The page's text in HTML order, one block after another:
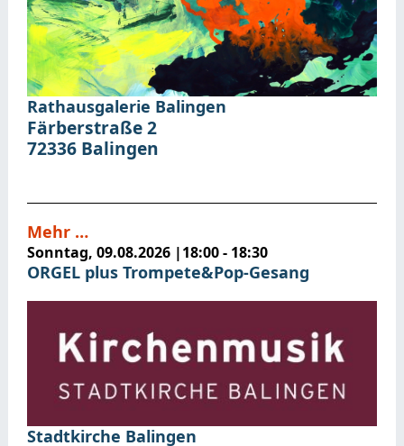
Rathausgalerie Balingen
Färberstraße 2
72336 Balingen
Sonntag, 09.08.2026 |18:00 - 18:30
ORGEL plus Trompete&Pop-Gesang
Stadtkirche Balingen
Mehr …